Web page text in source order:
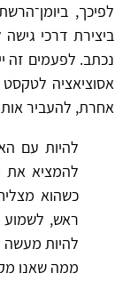
לפיכך,
ביצירת דרכי
נכתב. לפעמים זה
אסוציאציה
אחרת, להעביר
להיות עם
להמציא את
כשהוא
ראש, לשמוע
להיות מעשה
ממה שאנו